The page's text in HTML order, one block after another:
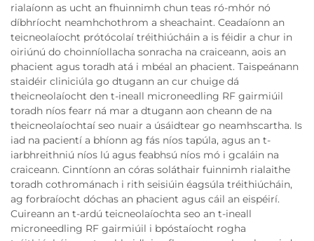
rialaíonn as ucht an fhuinnimh chun teas ró-mhór nó
díbhríocht neamhchothrom a sheachaint. Ceadaíonn an
teicneolaíocht prótócolaí tréithiúcháin a is féidir a chur in
oiriúnú do choinníollacha sonracha na craiceann, aois an
phacient agus toradh atá i mbéal an phacient. Taispeánann
staidéir cliniciúla go dtugann an cur chuige dá
theicneolaíocht den t-ineall microneedling RF gairmiúil
toradh níos fearr ná mar a dtugann aon cheann de na
theicneolaíochtaí seo nuair a úsáidtear go neamhscartha. Is
iad na pacientí a bhíonn ag fás níos tapúla, agus an t-
iarbhreithniú níos lú agus feabhsú níos mó i gcaláin na
craiceann. Cinntíonn an córas soláthair fuinnimh rialaithe
toradh cothrománach i rith seisiúin éagsúla tréithiúcháin,
ag forbraíocht dóchas an phacient agus cáil an eispéirí.
Cuireann an t-ardú teicneolaíochta seo an t-ineall
microneedling RF gairmiúil i bpóstaíocht rogha